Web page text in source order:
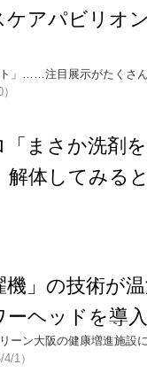
ケアパビリオ
」……注目展示がたくさ
「まさか洗剤
体してみる
機」の技術が
ーヘッドを導入
ーン大阪の健康増進施設
4/1）